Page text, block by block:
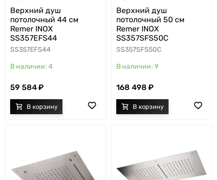
Верхний душ
потолочный 44 см
Remer INOX
SS357EFS44
SS357EFS44
4
59 584
Верхний душ
потолочный 50 см
Remer INOX
SS357SFS50C
SS357SFS50C
9
168 498